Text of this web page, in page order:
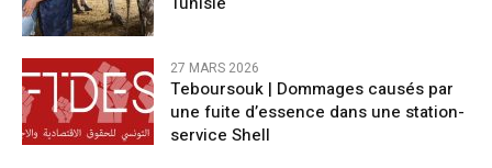
27 MARS 2026
Teboursouk | Dommages causés par
une fuite d’essence dans une station-
service Shell